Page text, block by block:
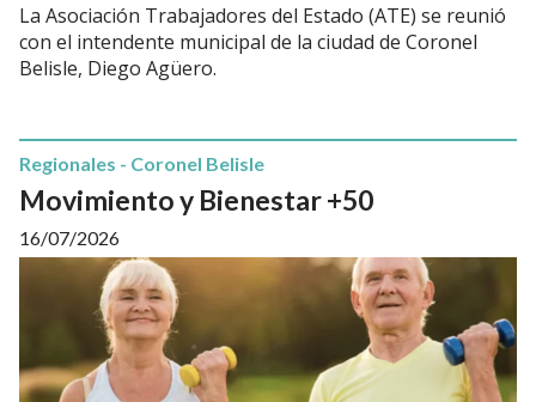
La Asociación Trabajadores del Estado (ATE) se reunió
con el intendente municipal de la ciudad de Coronel
Belisle, Diego Agüero.
Movimiento y Bienestar +50
Regionales - Coronel Belisle
16/07/2026